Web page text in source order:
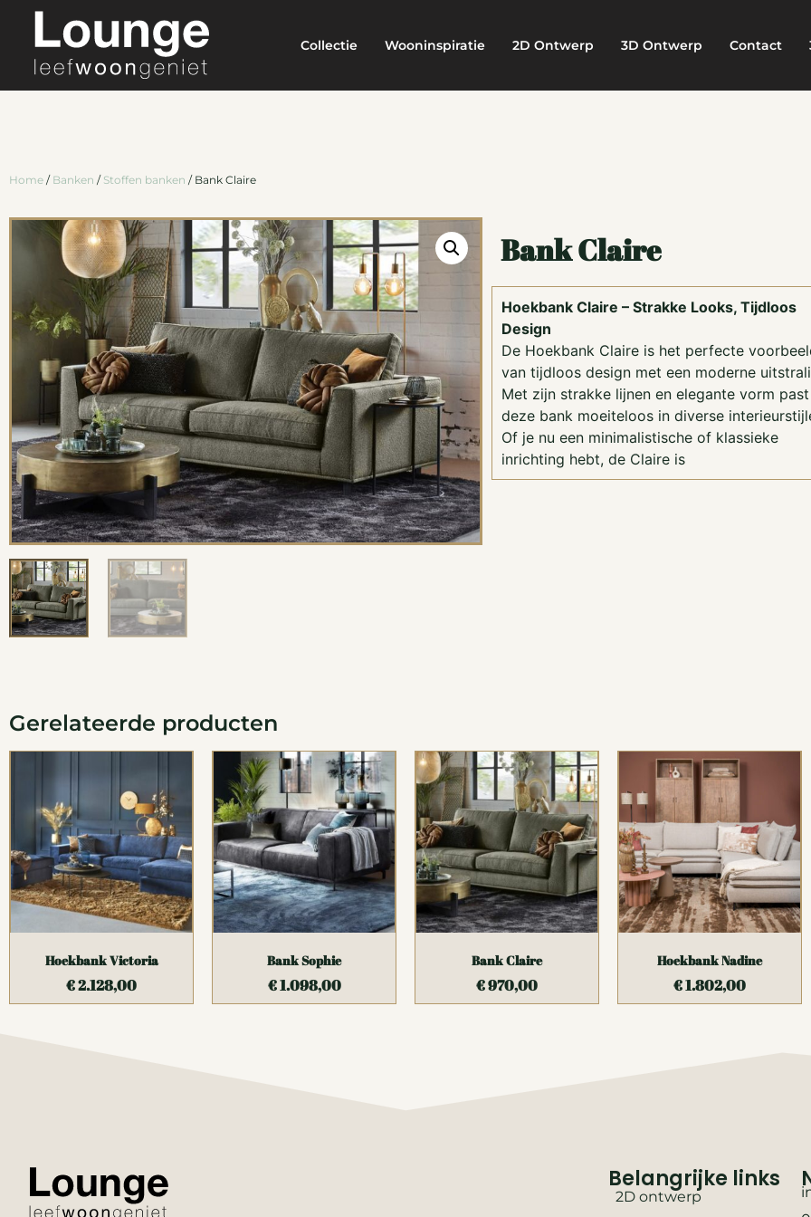
Collectie Wooninspiratie 2D Ontwerp 3D Ontwerp Contact
Home / Banken / Stoffen banken / Bank Claire
Bank Claire
Hoekbank Claire – Strakke Looks, Tijdloos
Design
De Hoekbank Claire is het perfecte
van tijdloos design met een moderne
Met zijn strakke lijnen en elegante vorm past
deze bank moeiteloos in diverse
Of je nu een minimalistische of klassieke
inrichting hebt, de Claire is
Gerelateerde producten
Hoekbank Victoria
€2.128,00
Bank Sophie
€1.098,00
Bank Claire
€970,00
Hoekbank Nadine
€1.802,00
Belangrijke links
2D ontwerp